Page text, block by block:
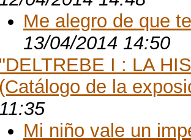
Me alegro de que
13/04/2014 14:50
"DELTREBE I : LA
(Catálogo de la
Mi niño vale un